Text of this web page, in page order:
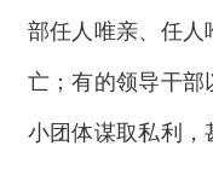
部任人唯亲、任人
亡；有的领导干部
小团体谋取私利，